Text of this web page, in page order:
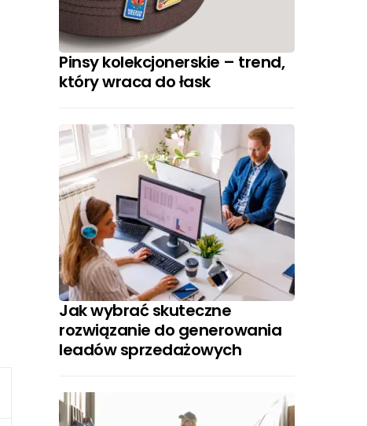
Pinsy kolekcjonerskie – trend,
który wraca do łask
Jak wybrać skuteczne
rozwiązanie do generowania
leadów sprzedażowych